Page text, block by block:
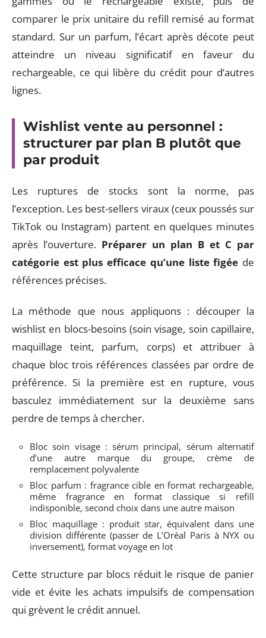
comparer le prix unitaire du refill remisé au format
standard. Sur un parfum, l’écart après décote peut
atteindre un niveau significatif en faveur du
rechargeable, ce qui libère du crédit pour d’autres
lignes.
Wishlist vente au personnel :
structurer par plan B plutôt que
par produit
Les ruptures de stocks sont la norme, pas
l’exception. Les best-sellers viraux (ceux poussés sur
TikTok ou Instagram) partent en quelques minutes
après l’ouverture. Préparer un plan B et C par
catégorie est plus efficace qu’une liste figée de
références précises.
La méthode que nous appliquons : découper la
wishlist en blocs-besoins (soin visage, soin capillaire,
maquillage teint, parfum, corps) et attribuer à
chaque bloc trois références classées par ordre de
préférence. Si la première est en rupture, vous
basculez immédiatement sur la deuxième sans
perdre de temps à chercher.
Bloc soin visage : sérum principal, sérum alternatif
d’une autre marque du groupe, crème de
remplacement polyvalente
Bloc parfum : fragrance cible en format rechargeable,
même fragrance en format classique si refill
indisponible, second choix dans une autre maison
Bloc maquillage : produit star, équivalent dans une
division différente (passer de L’Oréal Paris à NYX ou
inversement), format voyage en lot
Cette structure par blocs réduit le risque de panier
vide et évite les achats impulsifs de compensation
qui grèvent le crédit annuel.